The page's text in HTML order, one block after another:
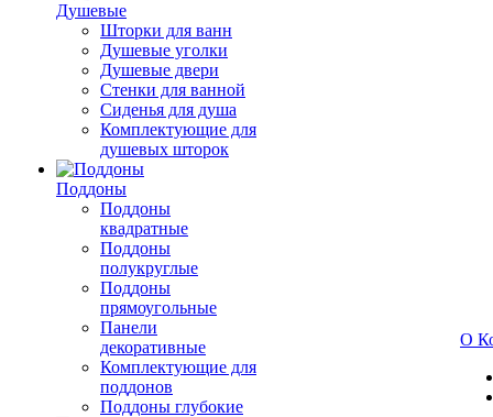
Душевые
Шторки для ванн
Душевые уголки
Душевые двери
Стенки для ванной
Сиденья для душа
Комплектующие для
душевых шторок
Поддоны
Поддоны
квадратные
Поддоны
полукруглые
Поддоны
прямоугольные
Панели
декоративные
Комплектующие для
поддонов
Поддоны глубокие
О